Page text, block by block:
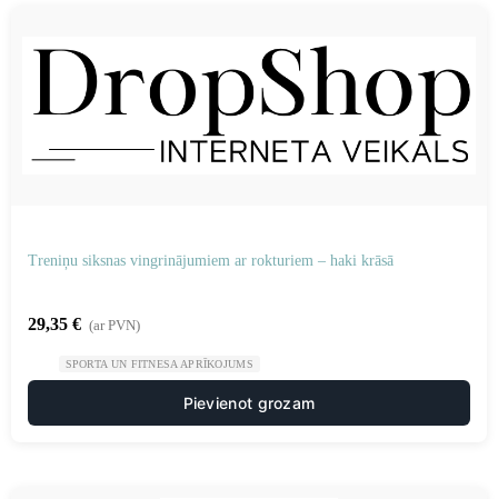
Treniņu siksnas vingrinājumiem ar rokturiem – haki krāsā
29,35 € (ar PVN)
SPORTA UN FITNESA APRĪKOJUMS
Pievienot grozam